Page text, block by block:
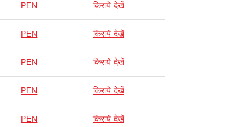
PEN किराये देखें
PEN किराये देखें
PEN किराये देखें
PEN किराये देखें
PEN किराये देखें